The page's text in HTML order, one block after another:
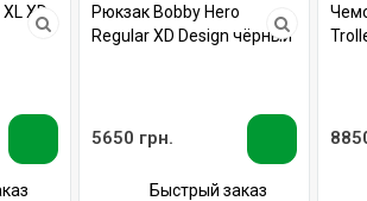
XD
Рюкзак Bobby Hero
Regular XD Design чёрный
5650 грн.
Быстрый заказ